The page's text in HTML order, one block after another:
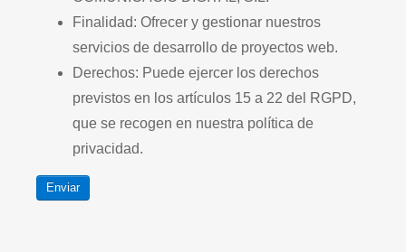
Finalidad: Ofrecer y gestionar nuestros
servicios de desarrollo de proyectos web.
Derechos: Puede ejercer los derechos
previstos en los artículos 15 a 22 del RGPD,
que se recogen en nuestra política de
privacidad.
Enviar